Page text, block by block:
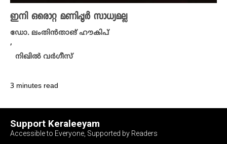
ഇനി ഒരൊറ്റ മണിപ്പൂർ സാധ്യമല്ല
ഡോ. ലംതിൻതാങ് ഹൗകിപ്
,
നിഖില്‍ വര്‍ഗീസ്‌
3 minutes read
Support Keraleeyam
Accessible to Everyone, Supported by Readers